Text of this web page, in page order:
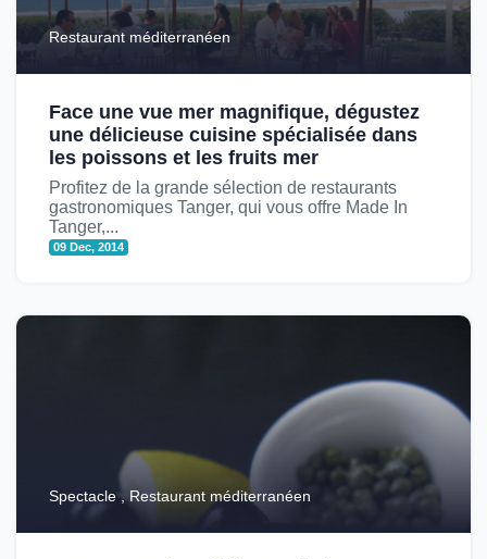
Restaurant méditerranéen
Face une vue mer magnifique, dégustez
une délicieuse cuisine spécialisée dans
les poissons et les fruits mer
Profitez de la grande sélection de restaurants
gastronomiques Tanger, qui vous offre Made In
Tanger,...
09 Dec, 2014
Spectacle , Restaurant méditerranéen